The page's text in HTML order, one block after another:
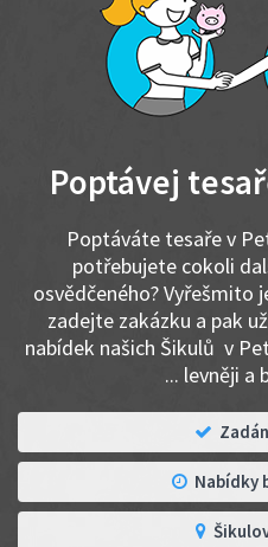
Poptávej
Poptáváte tesaře v
potřebujete cokoli
osvědčeného? Vyřešmito
zadejte zakázku a pak
nabídek našich Šikulů v
... levněji a
Nabídky